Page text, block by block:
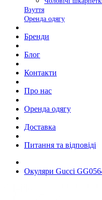
Взуття
Оренда одягу
Бренди
Блог
Контакти
Про нас
Оренда одягу
Доставка
Питання та відповіді
Окуляри Gucci